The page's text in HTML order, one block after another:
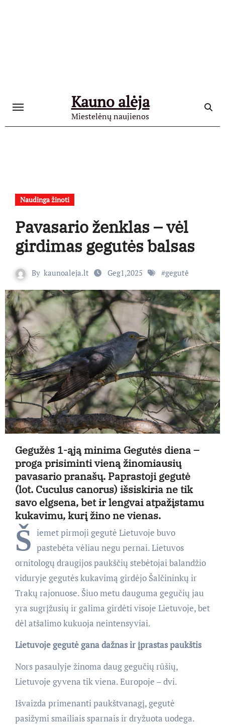
Kauno alėja
Miestelėnų naujienos
Naudinga žinoti
Pavasario ženklas – vėl
girdimas gegutės balsas
By kaunoaleja.lt Geg1,2025 #gegutė
Gegužės 1-ąją minima Gegutės diena –
proga prisiminti vieną žinomiausių
pavasario pranašų. Paprastoji gegutė
(lot. Cuculus canorus) išsiskiria ne tik
savo elgsena, bet ir lengvai atpažįstamu
kukavimu, kurį žino ne vienas.
Š iemet pirmoji gegutė Lietuvoje buvo
pastebėta vėliau negu pernai. Lietuvos
ornitologų draugijos paukščių stebėtojai balandžio
viduryje gegutės kukavimą girdėjo Šalčininkų ir
Trakų rajonuose. Šiuo metu dauguma gegučių jau
yra sugrįžusių ir galima girdėti visoje Lietuvoje, bet
dėl atšalimo kukuoja neintensyviai.
Lietuvoje gegutė gana dažnas ir įprastas paukštis
Nors pasaulyje žinoma daug gegučių rūšių,
Lietuvoje gyvena tik viena. Europoje – dvi.
Išvaizda primenanti paukštvanagį, gegutė
pasižymi smailiais sparnais ir dryžuota uodega.